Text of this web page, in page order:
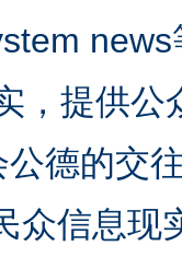
，提供
德的交
众信息现